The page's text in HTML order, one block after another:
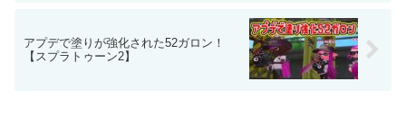
アプデで塗りが強化された52ガロン！
【スプラトゥーン2】